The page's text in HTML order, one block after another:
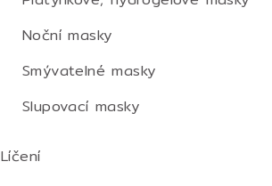
Noční masky
Smývatelné masky
Slupovací masky
Líčení